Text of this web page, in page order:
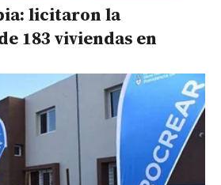
licitaron la
183 viviendas en